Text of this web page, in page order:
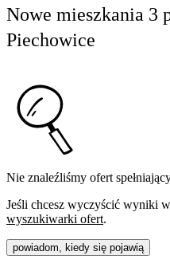
Nowe mieszkania 3
Piechowice
Nie znaleźliśmy ofert
Jeśli chcesz wyczyścić wyniki
wyszukiwarki ofert.
powiadom, kiedy się pojawią